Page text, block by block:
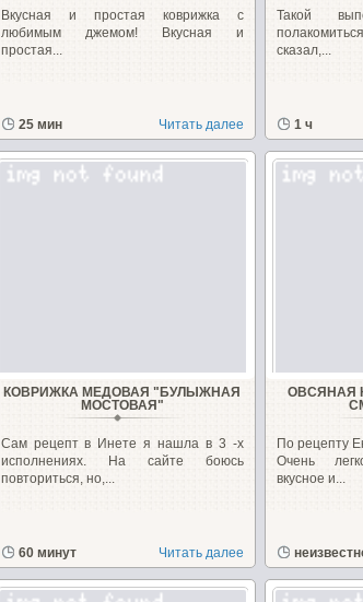
Вкусная и простая коврижка с
любимым джемом! Вкусная и
простая...
25 мин Читать далее
Такой
сказал,...
1 ч
КОВРИЖКА МЕДОВАЯ "БУЛЫЖНАЯ
МОСТОВАЯ"
Сам рецепт в Инете я нашла в 3 -х
исполнениях. На сайте боюсь
повториться, но,...
60 минут Читать далее
ОВСЯНАЯ
По рецепту
Очень
вкусное и...